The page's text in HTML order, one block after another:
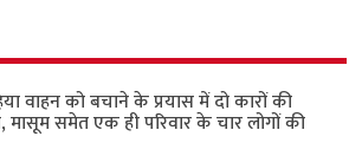
वाहन को बचाने के प्रयास में दो कारों की
मासूम समेत एक ही परिवार के चार लोगों की